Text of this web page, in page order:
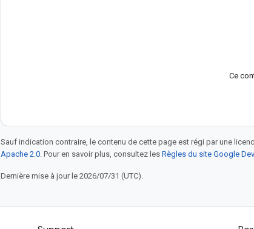
Ce
Sauf indication contraire, le contenu de cette page est régi par une
Apache 2.0 . Pour en savoir plus, consultez les Règles du site Google
Dernière mise à jour le 2026/07/31 (UTC).